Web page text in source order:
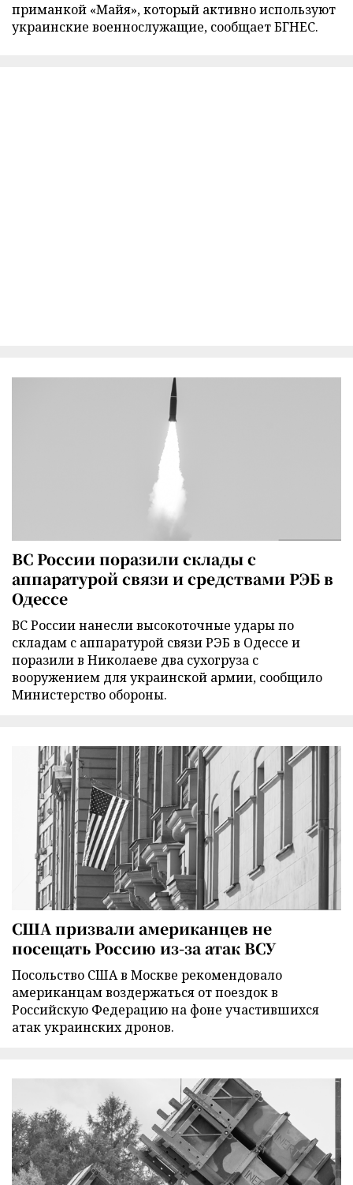
приманкой «Майя», который активно используют
украинские военнослужащие, сообщает БГНЕС.
ВС России поразили склады с
аппаратурой связи и средствами РЭБ в
Одессе
ВС России нанесли высокоточные удары по
складам с аппаратурой связи РЭБ в Одессе и
поразили в Николаеве два сухогруза с
вооружением для украинской армии, сообщило
Министерство обороны.
США призвали американцев не
посещать Россию из-за атак ВСУ
Посольство США в Москве рекомендовало
американцам воздержаться от поездок в
Российскую Федерацию на фоне участившихся
атак украинских дронов.